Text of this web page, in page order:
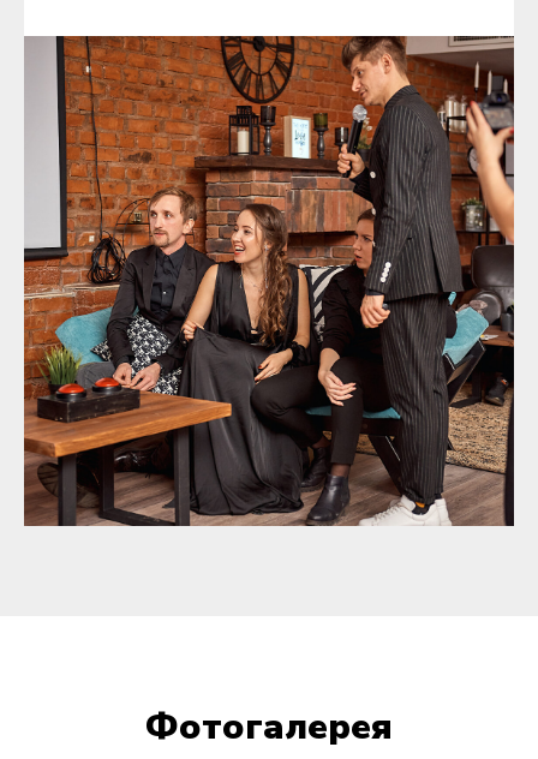
Фотогалерея